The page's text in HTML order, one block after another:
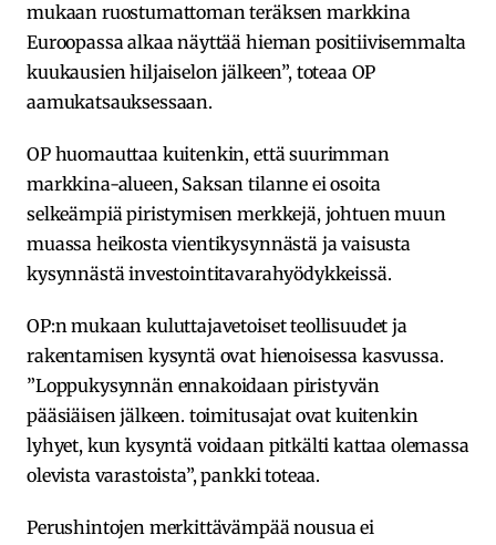
mukaan ruostumattoman teräksen markkina
Euroopassa alkaa näyttää hieman positiivisemmalta
kuukausien hiljaiselon jälkeen”, toteaa OP
aamukatsauksessaan.
OP huomauttaa kuitenkin, että suurimman
markkina-alueen, Saksan tilanne ei osoita
selkeämpiä piristymisen merkkejä, johtuen muun
muassa heikosta vientikysynnästä ja vaisusta
kysynnästä investointitavarahyödykkeissä.
OP:n mukaan kuluttajavetoiset teollisuudet ja
rakentamisen kysyntä ovat hienoisessa kasvussa.
”Loppukysynnän ennakoidaan piristyvän
pääsiäisen jälkeen. toimitusajat ovat kuitenkin
lyhyet, kun kysyntä voidaan pitkälti kattaa olemassa
olevista varastoista”, pankki toteaa.
Perushintojen merkittävämpää nousua ei